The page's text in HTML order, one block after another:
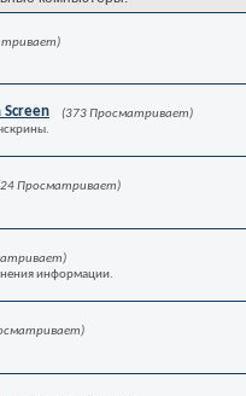
Screen
(373 Просматривает)
Просматривает)
информации.